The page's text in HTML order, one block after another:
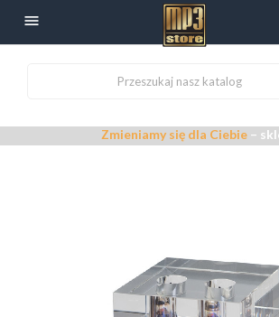

Zmieniamy się dla Ciebie– sklep w